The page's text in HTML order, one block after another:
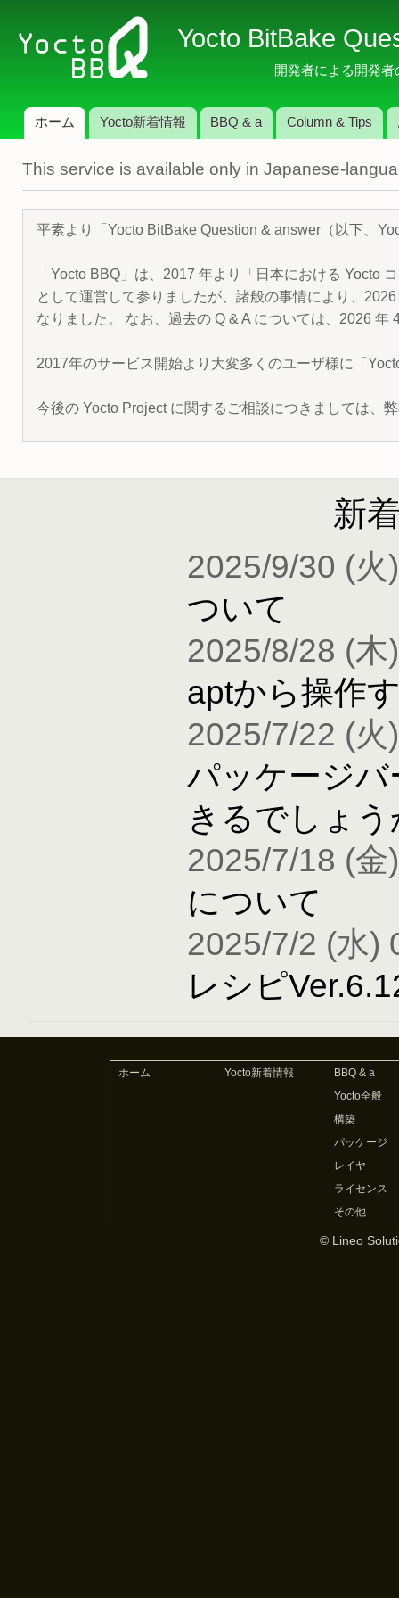
イ
コ
テ
ツ
に
移
動
Yocto BitBake
開発者による開発
メインメニュー
ホーム Yocto新着情報 BBQ & a Column & Tips
This service is available only in Japanese-
平素より「Yocto BitBake Question & answer（以下、
「Yocto BBQ」は、2017 年より「日本における Yocto
として運営して参りましたが、諸般の事情により、
なりました。 なお、過去の Q & A については、2026
2017年のサービス開始より大変多くのユーザ様に「
今後の Yocto Project に関するご相談につきましては、
新
2025/9/30 (火
ついて
2025/8/28 (木
aptから操作
2025/7/22 (火
パッケージ
きるでしょう
2025/7/18 (金
について
2025/7/2 (水)
レシピ
ホーム Yocto新着情報
BBQ & a
Yocto全般
構築
パッケージ
レイヤ
ライセンス
その他
© Lineo